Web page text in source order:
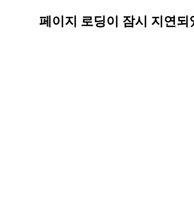
페이지 로딩이 잠시 지연